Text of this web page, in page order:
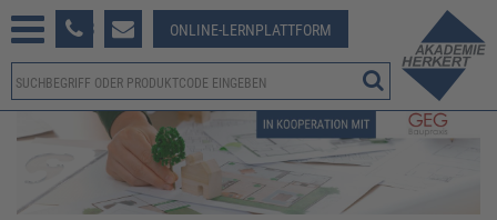
381-123 ONLINE-LERNPLATTFORM